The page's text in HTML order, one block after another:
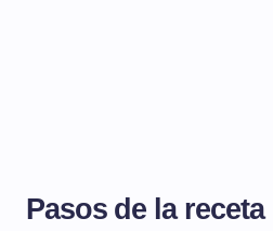
Pasos de la receta